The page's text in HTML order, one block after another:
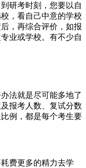
研考时刻，您要以自
，看自己中意的学校
，再综合评价，如报
业或学校。有不少自
法就是尽可能多地了
报考人数、复试分数
例，都是每个考生要
费更多的精力去学